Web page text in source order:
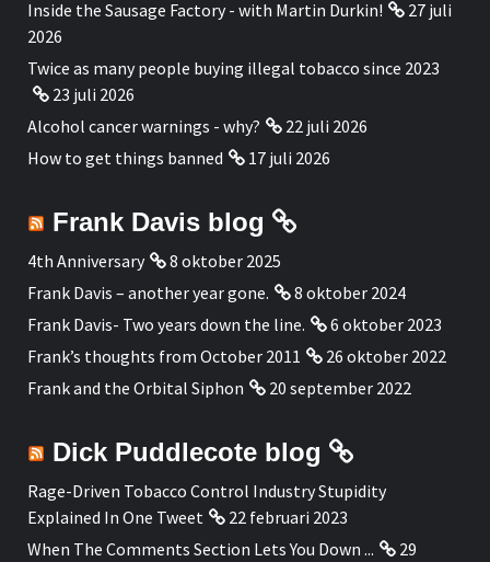
Inside the Sausage Factory - with Martin Durkin!
27 juli
2026
Twice as many people buying illegal tobacco since 2023
23 juli 2026
Alcohol cancer warnings - why?
22 juli 2026
How to get things banned
17 juli 2026
Frank Davis blog
4th Anniversary
8 oktober 2025
Frank Davis – another year gone.
8 oktober 2024
Frank Davis- Two years down the line.
6 oktober 2023
Frank’s thoughts from October 2011
26 oktober 2022
Frank and the Orbital Siphon
20 september 2022
Dick Puddlecote blog
Rage-Driven Tobacco Control Industry Stupidity
Explained In One Tweet
22 februari 2023
When The Comments Section Lets You Down ...
29